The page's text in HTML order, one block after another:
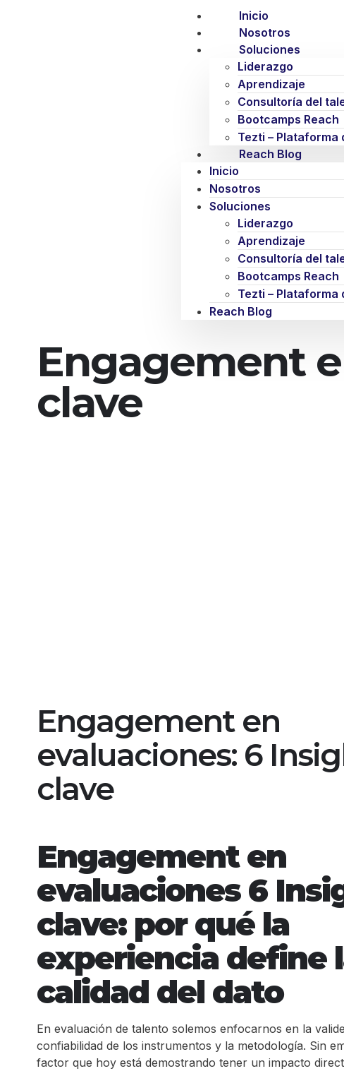
Inicio
Nosotros
Soluciones
Liderazgo
Aprendizaje
Consultoría del
Bootcamps Reach
Tezti – Plataforma
Reach Blog
Inicio
Nosotros
Soluciones
Liderazgo
Aprendizaje
Consultoría del
Bootcamps Reach
Tezti – Plataforma
Reach Blog
Engagement
clave
Engagement en
evaluaciones: 6
clave
Engagement en
evaluaciones 6
clave: por qué la
experiencia define
calidad del dato
En evaluación de talento solemos enfocarnos en la
confiabilidad de los instrumentos y la metodología. Sin
factor que hoy está demostrando tener un impacto